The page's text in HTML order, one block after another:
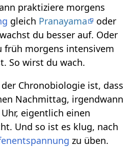
praktiziere morgens
gleich Pranayama
oder
du besser auf. Oder
früh morgens intensivem
So wirst du wach.
Chronobiologie ist, dass
Nachmittag, irgendwann
eigentlich einen
Und so ist es klug, nach
zu üben.